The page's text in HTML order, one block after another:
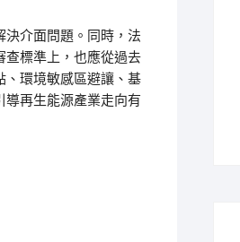
介面問題。同時，法
查標準上，也應從過去
、環境敏感區避讓、基
再生能源產業走向有